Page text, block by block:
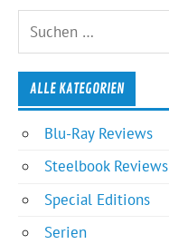
ALLE KATEGORIEN
Blu-Ray Reviews
Steelbook Reviews
Special Editions
Serien